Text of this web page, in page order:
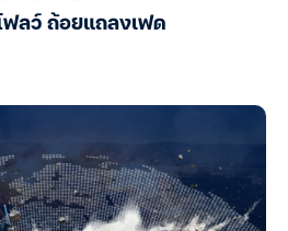
ฟลว์ ถ้อยแถลงเฟด